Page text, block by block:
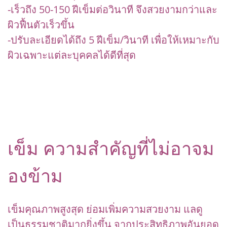
-เร็วถึง 50-150 ฝีเข็มต่อวินาที จึงสวยงามกว่าและ
ผิวฟื้นตัวเร็วขึ้น
-ปรับละเอียดได้ถึง 5 ฝีเข็ม/วินาที เพื่อให้เหมาะกับ
ผิวเฉพาะแต่ละบุคคลได้ดีที่สุด
เข็ม ความสำคัญที่ไม่อาจม
องข้าม
เข็มคุณภาพสูงสุด ย่อมเพิ่มความสวยงาม แลดู
เป็นธรรมชาติมากยิ่งขึ้น จากประสิทธิภาพอันยอด